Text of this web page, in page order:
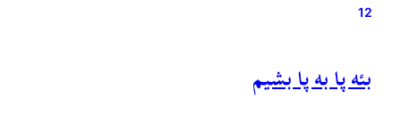
12
بئه پا به پا بشیم